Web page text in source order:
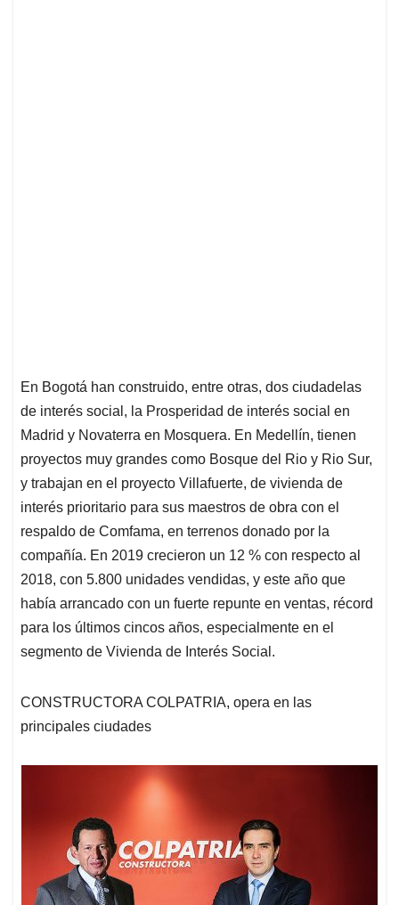
En Bogotá han construido, entre otras, dos ciudadelas
de interés social, la Prosperidad de interés social en
Madrid y Novaterra en Mosquera. En Medellín, tienen
proyectos muy grandes como Bosque del Rio y Rio Sur,
y trabajan en el proyecto Villafuerte, de vivienda de
interés prioritario para sus maestros de obra con el
respaldo de Comfama, en terrenos donado por la
compañía. En 2019 crecieron un 12 % con respecto al
2018, con 5.800 unidades vendidas, y este año que
había arrancado con un fuerte repunte en ventas, récord
para los últimos cincos años, especialmente en el
segmento de Vivienda de Interés Social.
CONSTRUCTORA COLPATRIA, opera en las
principales ciudades